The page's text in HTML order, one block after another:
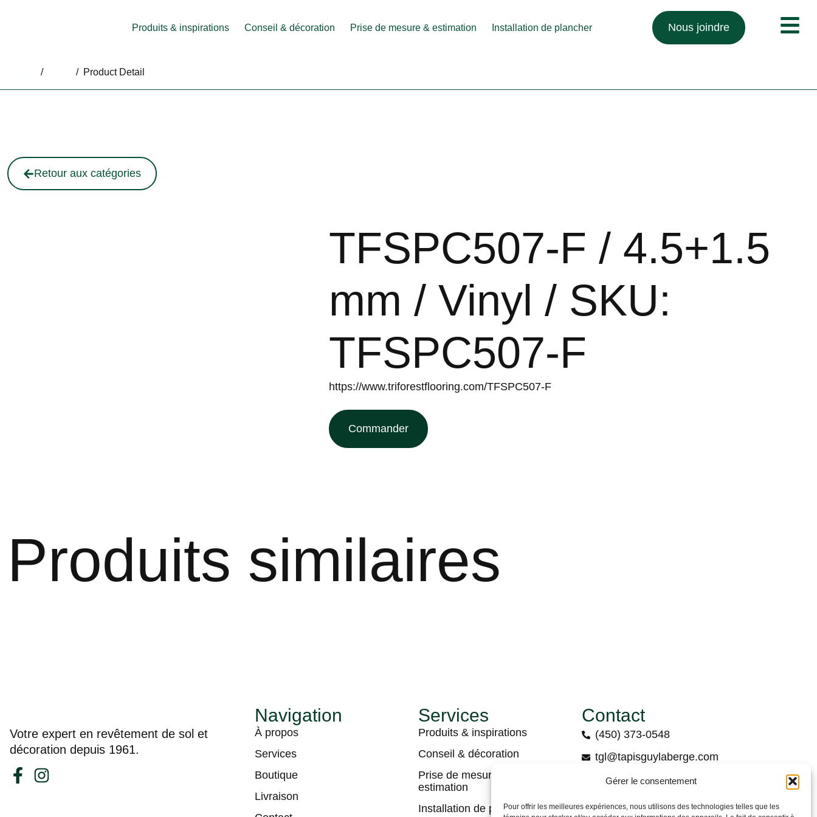
Gérer le consentement
Pour offrir les meilleures expériences, nous utilisons des technologies telles que les
Produits & inspirations Conseil & décoration Prise de mesure & estimation Installation de plancher Nous joindre
/ / Product Detail
Retour aux catégories
TFSPC507-F / 4.5+1.5
mm / Vinyl / SKU:
TFSPC507-F
https://www.triforestflooring.com/TFSPC507-F
Commander
Produits similaires
Votre expert en revêtement de sol et
décoration depuis 1961.
Navigation
À propos
Services
Boutique
Livraison
Services
Produits & inspirations
Conseil & décoration
Prise de mesures &
estimation
Installation de plancher
Contact
(450) 373-0548
tgl@tapisguylaberge.com
3275 Bd Monseigneur-Langlois, Salaberry-